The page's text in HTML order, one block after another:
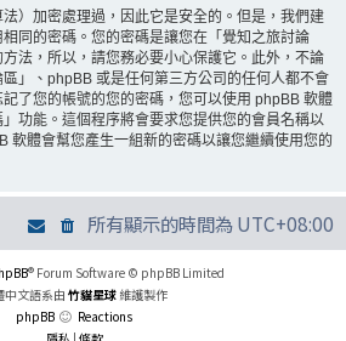
）加密處理過，因此它是安全的。但是，我們建
同的密碼。您的密碼是讓您在「覺知之旅討論
法，所以，請您務必要小心保護它。此外，不論
」、phpBB 或是任何第三方公司的任何人都不會
了您的帳號的您的密碼，您可以使用 phpBB 軟體
功能。這個程序將會要求您提供您的會員名稱以
軟體會幫您產生一組新的密碼以讓您繼續使用您的
所有顯示的時間為UTC+08:00
® Forum Software © phpBB Limited
中文語系由 竹貓星球 維護製作
phpBB
Reactions